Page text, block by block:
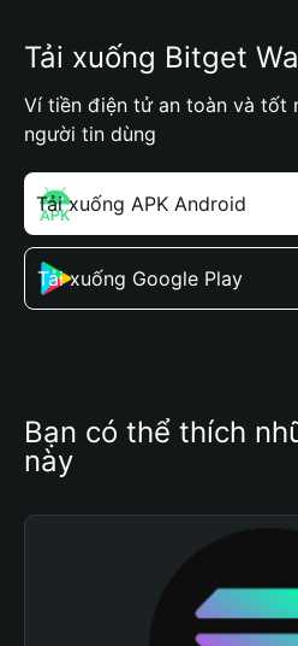
Tải xuống Bitget
Ví tiền điện tử an toàn và tốt
người tin dùng
Tải xuống APK Android
Tải xuống Google Play
Bạn có thể thích
này